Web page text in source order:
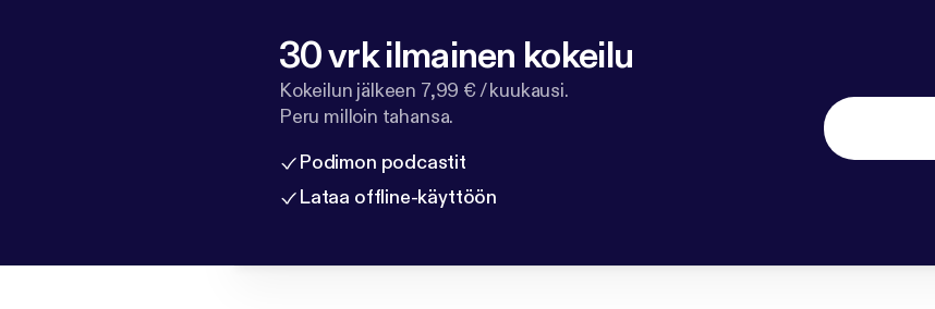
30 vrk ilmainen kokeilu
Kokeilun jälkeen 7,99 € / kuukausi.
Peru milloin tahansa.
Podimon podcastit
Lataa offline-käyttöön